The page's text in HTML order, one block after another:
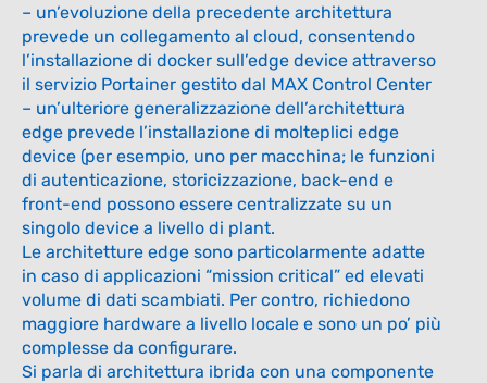
Maggiori informazioni
MAX Modulo
OPERATOR
KNOWLEDGE
Modulo opzionale
Maggiori informazioni
MAX Modulo
SOSTENIBILITÀ
NEW
Modulo opzionale
– un’evoluzione della precedente architettura
prevede un collegamento al cloud, consentendo
l’installazione di docker sull’edge device attraverso
il servizio Portainer gestito dal MAX Control Center
– un’ulteriore generalizzazione dell’architettura
edge prevede l’installazione di molteplici edge
device (per esempio, uno per macchina; le funzioni
di autenticazione, storicizzazione, back-end e
front-end possono essere centralizzate su un
singolo device a livello di plant.
Le architetture edge sono particolarmente adatte
in caso di applicazioni “mission critical” ed elevati
volume di dati scambiati. Per contro, richiedono
maggiore hardware a livello locale e sono un po’ più
complesse da configurare.
Si parla di architettura ibrida con una componente